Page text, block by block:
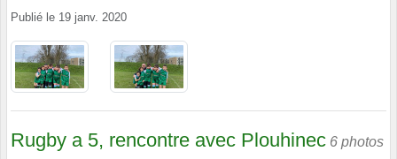
Publié le 19 janv. 2020
Rugby a 5, rencontre avec Plouhinec 6 photos